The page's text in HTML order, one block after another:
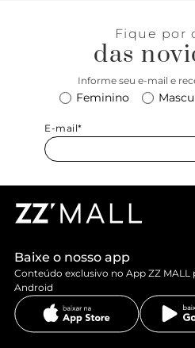
Fique por
das
Informe seu e-mail e
Feminino
E-mail*
Baixe o nosso app
Conteúdo exclusivo no App ZZ MALL
Android